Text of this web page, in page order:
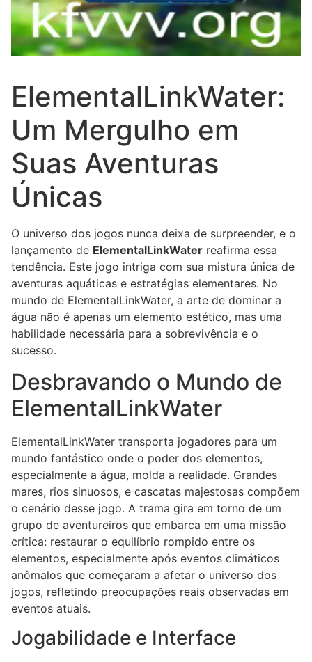
ElementalLinkWater:
Um Mergulho em
Suas Aventuras
Únicas
O universo dos jogos nunca deixa de surpreender, e o
lançamento de ElementalLinkWater reafirma essa
tendência. Este jogo intriga com sua mistura única de
aventuras aquáticas e estratégias elementares. No
mundo de ElementalLinkWater, a arte de dominar a
água não é apenas um elemento estético, mas uma
habilidade necessária para a sobrevivência e o
sucesso.
Desbravando o Mundo de
ElementalLinkWater
ElementalLinkWater transporta jogadores para um
mundo fantástico onde o poder dos elementos,
especialmente a água, molda a realidade. Grandes
mares, rios sinuosos, e cascatas majestosas compõem
o cenário desse jogo. A trama gira em torno de um
grupo de aventureiros que embarca em uma missão
crítica: restaurar o equilíbrio rompido entre os
elementos, especialmente após eventos climáticos
anômalos que começaram a afetar o universo dos
jogos, refletindo preocupações reais observadas em
eventos atuais.
Jogabilidade e Interface